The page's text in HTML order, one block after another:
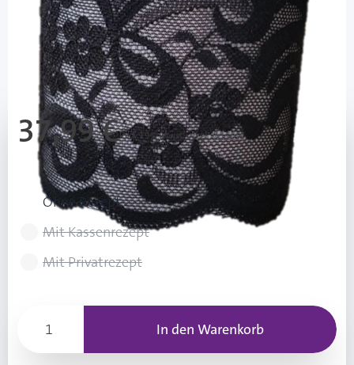
Diashop.de Kat.-Nr.112939
Lieferzeit 3-7 Werktage
Mehr über das Produkt
37,99 €Inkl. 19% Mwst. ,zzgl.Versand
Rezeptart wählen
Ohne Rezept
Mit Kassenrezept
Mit Privatrezept
In den Warenkorb